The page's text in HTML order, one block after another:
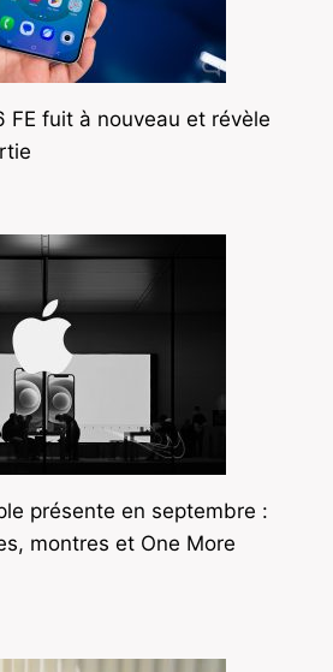
FE fuit à nouveau et révèle
présente en septembre :
montres et One More